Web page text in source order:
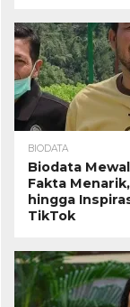
BIODATA
Biodata
Fakta
hingga
TikTok